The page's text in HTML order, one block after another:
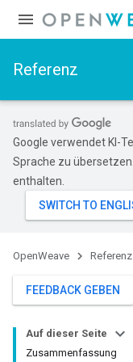
Referenz
Google verwendet KI-
Sprache zu
enthalten.
OpenWeave Referenz
FEEDBACK GEBEN
Auf dieser Seite
Zusammenfassung